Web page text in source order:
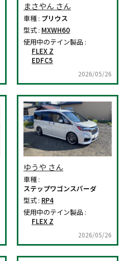
まさやん さん
車種 : プリウス
型式 : MXWH60
使用中のテイン製品 :
FLEX Z
EDFC5
2026/05/26
ゆうや さん
車種 :
ステップワゴンスパーダ
型式 : RP4
使用中のテイン製品 :
FLEX Z
2026/05/26